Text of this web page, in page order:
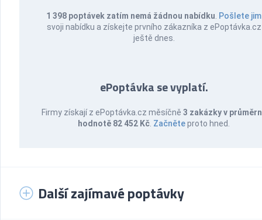
1 398 poptávek zatím nemá žádnou nabídku Pošlete jim
svoji nabídku a získejte prvního zákazníka z ePoptávka.cz
ještě dnes.
ePoptávka se vyplatí.
Firmy získají z ePoptávka.cz měsíčně 3 zakázky v
hodnotě 82 452 Kč Začněteproto hned.
Další zajímavé poptávky